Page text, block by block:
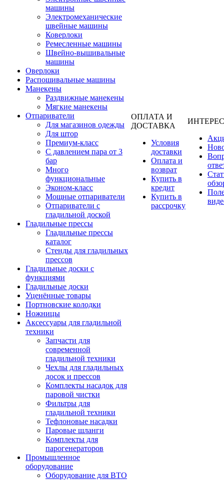
машины
Электромеханические
швейные машины
Коверлоки
Ремесленные машины
Швейно-вышивальные
машины
Оверлоки
Распошивальные машины
Манекены
Раздвижные манекены
Мягкие манекены
Отпариватели
Для магазинов одежды
Для штор
Премиум-класс
С давлением пара от 3
бар
Много
функциональные
Эконом-класс
Мощные отпариватели
Отпариватели с
гладильной доской
Гладильные прессы
Гладильные прессы
каталог
Стенды для гладильных
прессов
Гладильные доски с
функциями
Гладильные доски
Уценённые товары
Портновские колодки
Ножницы
Аксессуары для гладильной
техники
Запчасти для
современной
гладильной техники
Чехлы для гладильных
досок и прессов
Комплекты насадок для
паровой чистки
Фильтры для
гладильной техники
Тефлоновые насадки
Паровые шланги
Комплекты для
парогенераторов
Промышленное
оборудование
Оборудование для ВТО
ОПЛАТА И
ДОСТАВКА
Условия
доставки
Оплата и
возврат
Купить в
кредит
Купить в
рассрочку